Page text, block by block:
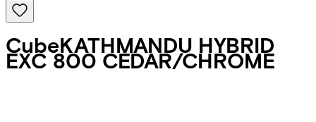
CubeKATHMANDU HYBRID
EXC 800 CEDAR/CHROME